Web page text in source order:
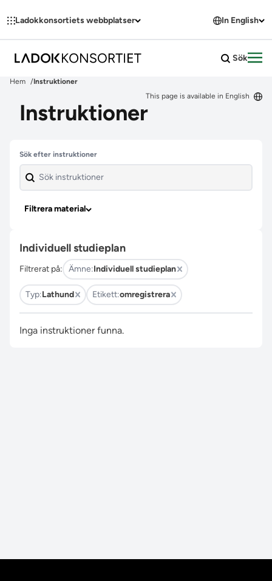
Ladokkonsortiets webbplatser In English
Sök
Hem
Instruktioner
This page is available in English
Instruktioner
Hoppa över filter
Sök efter instruktioner
Filtrera material
Individuell studieplan
Filtrerat på: Ämne:Individuell studieplan
Typ:Lathund Etikett:omregistrera
Inga instruktioner funna.